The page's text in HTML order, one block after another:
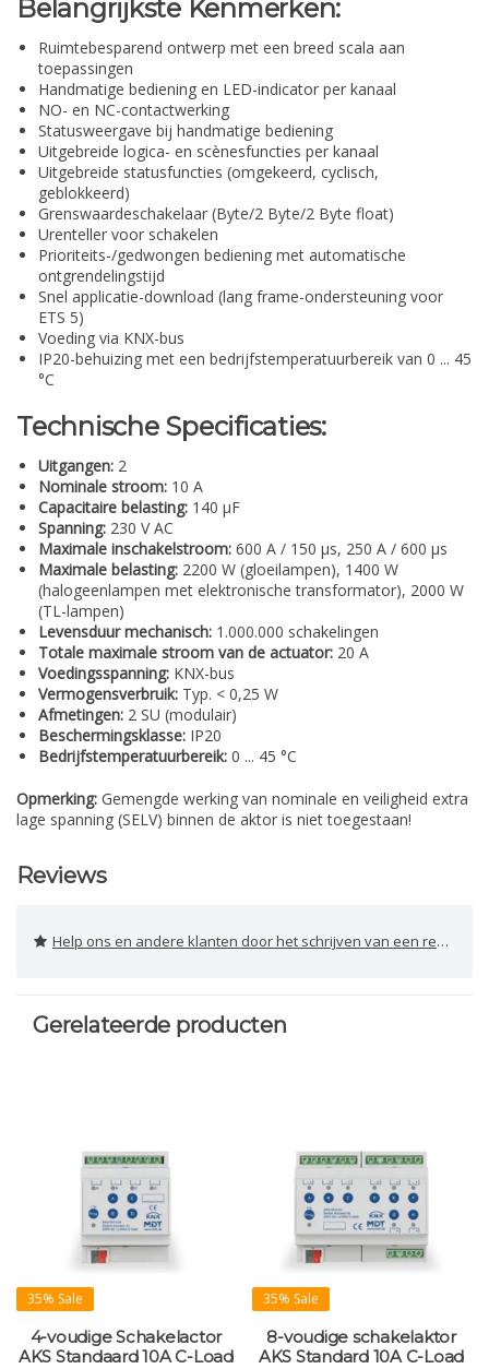
Belangrijkste Kenmerken:
Ruimtebesparend ontwerp met een breed scala aan
toepassingen
Handmatige bediening en LED-indicator per kanaal
NO- en NC-contactwerking
Statusweergave bij handmatige bediening
Uitgebreide logica- en scènesfuncties per kanaal
Uitgebreide statusfuncties (omgekeerd, cyclisch,
geblokkeerd)
Grenswaardeschakelaar (Byte/2 Byte/2 Byte float)
Urenteller voor schakelen
Prioriteits-/gedwongen bediening met automatische
ontgrendelingstijd
Snel applicatie-download (lang frame-ondersteuning voor
ETS 5)
Voeding via KNX-bus
IP20-behuizing met een bedrijfstemperatuurbereik van 0 ... 45
°C
Technische Specificaties:
Uitgangen: 2
Nominale stroom: 10 A
Capacitaire belasting: 140 µF
Spanning: 230 V AC
Maximale inschakelstroom: 600 A / 150 µs, 250 A / 600 µs
Maximale belasting: 2200 W (gloeilampen), 1400 W
(halogeenlampen met elektronische transformator), 2000 W
(TL-lampen)
Levensduur mechanisch: 1.000.000 schakelingen
Totale maximale stroom van de actuator: 20 A
Voedingsspanning: KNX-bus
Vermogensverbruik: Typ. < 0,25 W
Afmetingen: 2 SU (modulair)
Beschermingsklasse: IP20
Bedrijfstemperatuurbereik: 0 ... 45 °C
Opmerking: Gemengde werking van nominale en veiligheid extra
lage spanning (SELV) binnen de aktor is niet toegestaan!
Reviews
Help ons en andere klanten door het schrijven van een review
Gerelateerde producten
35% Sale
4-voudige Schakelactor
AKS Standaard 10A C-Load
35% Sale
8-voudige schakelaktor
AKS Standard 10A C-Load